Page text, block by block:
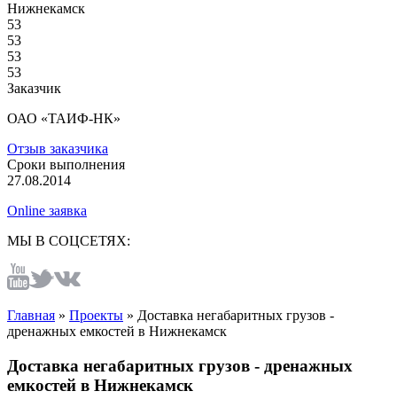
Нижнекамск
53
53
53
53
Заказчик
ОАО «ТАИФ-НК»
Отзыв заказчика
Сроки выполнения
27.08.2014
Online заявка
МЫ В СОЦСЕТЯХ:
Главная » Проекты » Доставка негабаритных грузов -
дренажных емкостей в Нижнекамск
Доставка негабаритных грузов - дренажных
емкостей в Нижнекамск